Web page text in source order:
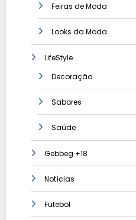
Feiras de Moda
Looks da Moda
LifeStyle
Decoração
Sabores
Saúde
Gebbeg +18
Notícias
Futebol